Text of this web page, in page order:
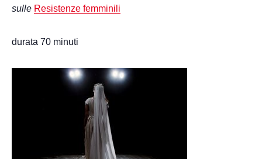
sulle Resistenze femminili
durata 70 minuti